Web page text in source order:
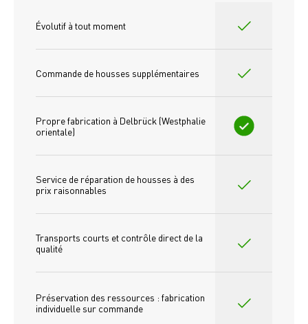
Évolutif à tout moment
Commande de housses supplémentaires
Propre fabrication à Delbrück (Westphalie
orientale)
Service de réparation de housses à des
prix raisonnables
Transports courts et contrôle direct de la
qualité
Préservation des ressources : fabrication
individuelle sur commande